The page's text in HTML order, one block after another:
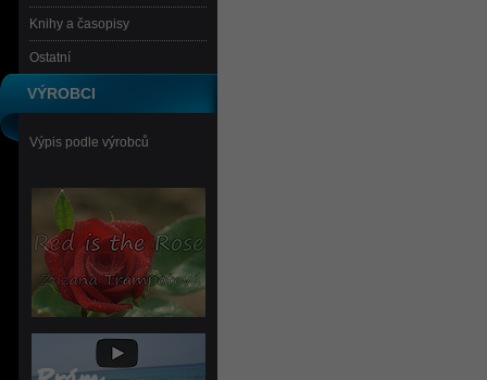
Knihy a časopisy
Ostatní
VÝROBCI
Výpis podle výrobců